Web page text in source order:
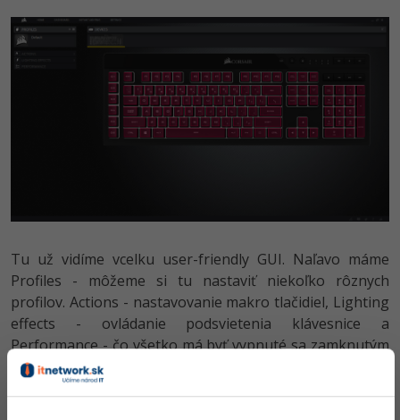
Tu už vidíme vcelku user-friendly GUI. Naľavo máme
Profiles - môžeme si tu nastaviť niekoľko rôznych
profilov. Actions - nastavovanie makro tlačidiel, Lighting
effects - ovládanie podsvietenia klávesnice a
Performance - čo všetko má byť vypnuté sa zamknutým
win tlačidlom. Najviac z vás bude zrejme zaujímať
podsvietenia. Takže si môžeme vybrať medzi statickou